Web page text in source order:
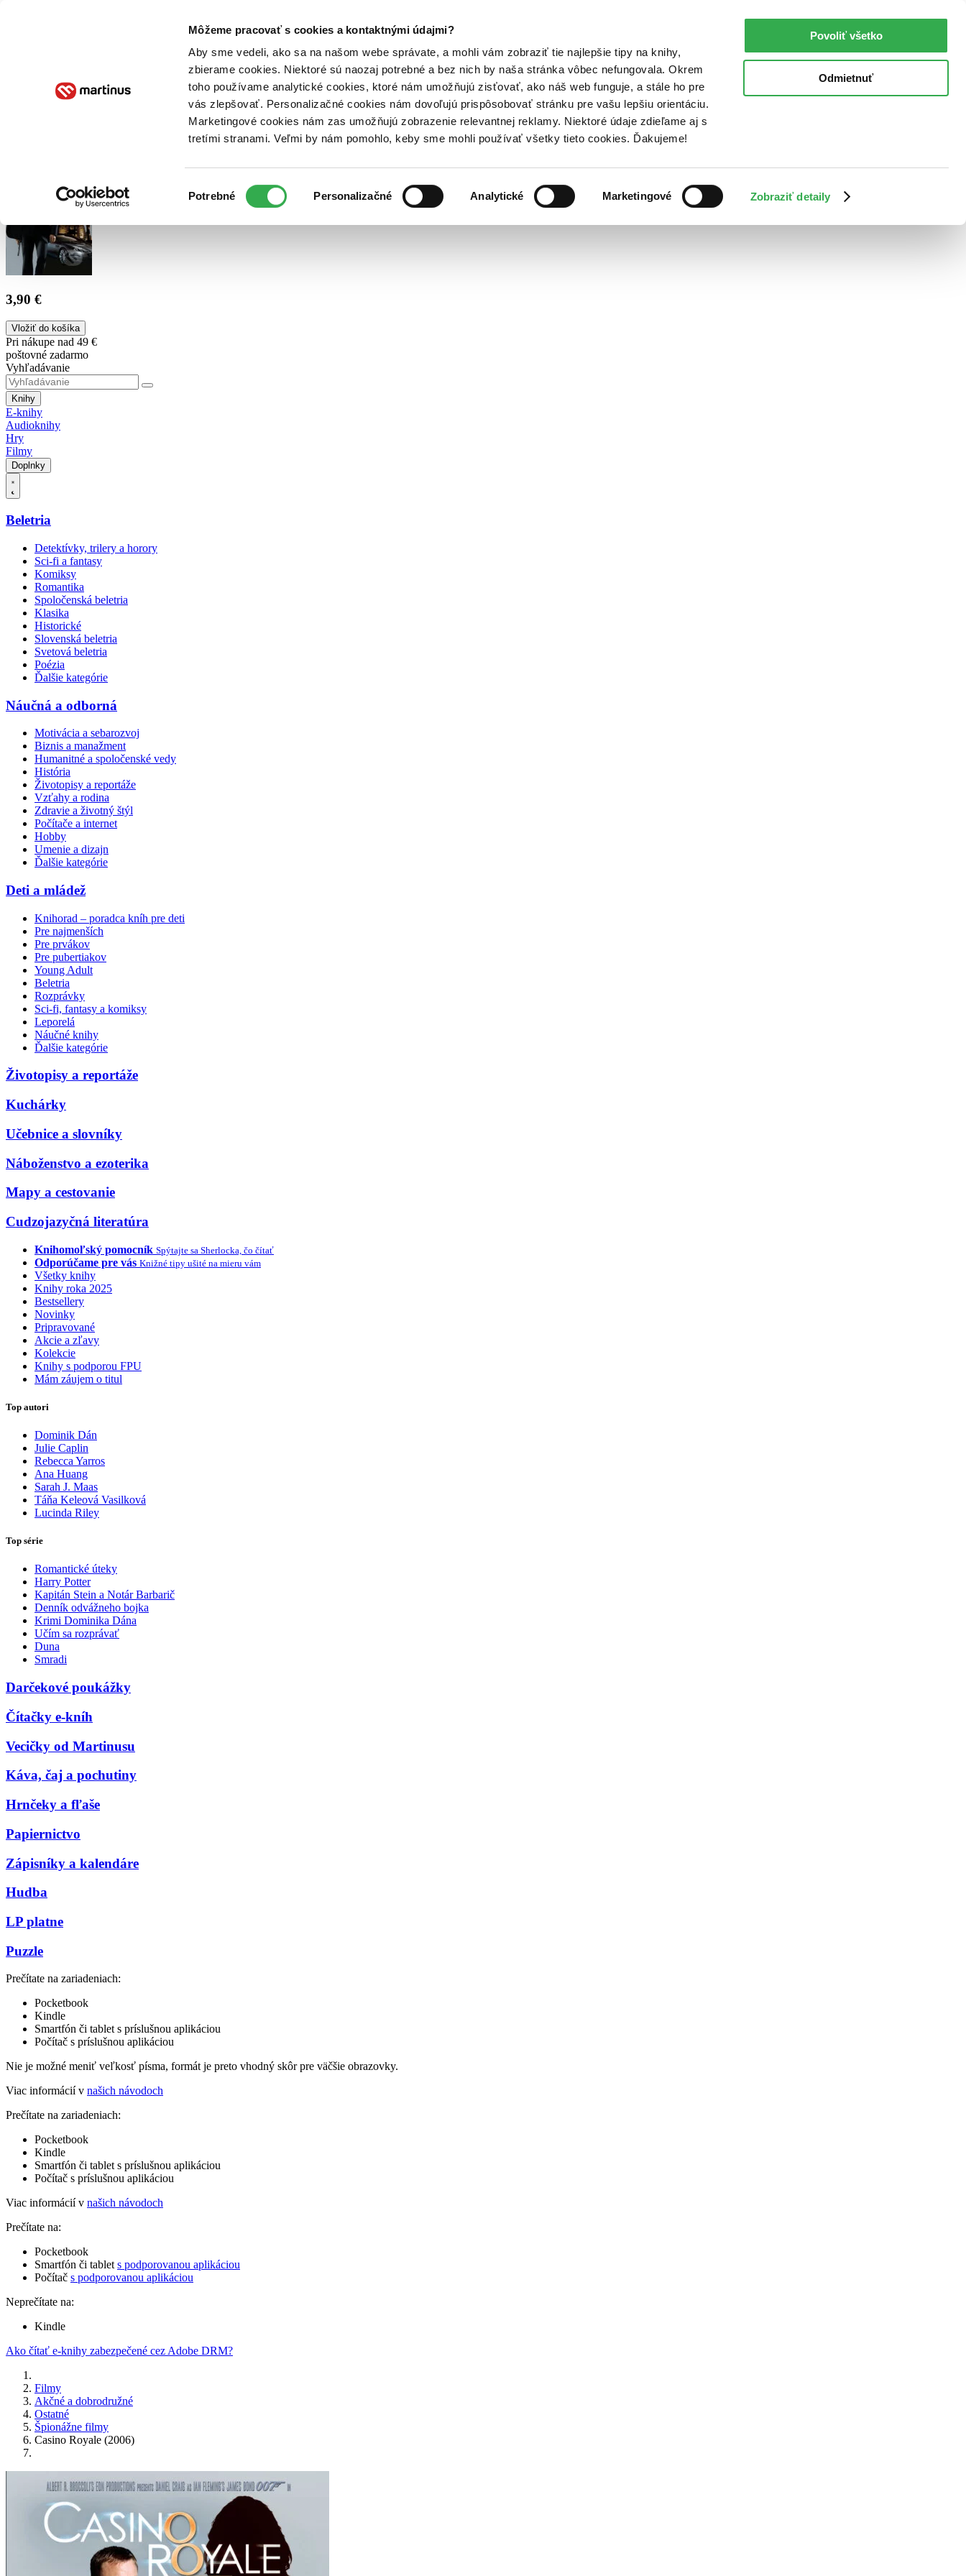
Môžeme pracovať s cookies a kontaktnými údajmi?
Aby sme vedeli, ako sa na našom webe správate, a mohli vám zobraziť tie najlepšie tipy na knihy,
zbierame cookies. Niektoré sú naozaj potrebné a bez nich by naša stránka vôbec nefungovala. Okrem
toho používame analytické cookies, ktoré nám umožňujú zisťovať, ako náš web funguje, a stále ho pre
vás zlepšovať. Personalizačné cookies nám dovoľujú prispôsobovať stránku pre vašu lepšiu orientáciu.
Marketingové cookies nám zas umožňujú zobrazenie relevantnej reklamy. Niektoré údaje zdieľame aj s
tretími stranami. Veľmi by nám pomohlo, keby sme mohli používať všetky tieto cookies. Ďakujeme!
súhlasu
Potrebné Personalizačné Analytické Marketingové Zobraziť detaily
Povoliť všetko
Odmietnuť
Poukážky Kontakt
3,90 €
Vložiť do košíka
Pri nákupe nad 49 €
poštovné zadarmo
Vyhľadávanie
Knihy
E-knihy
Audioknihy
Hry
Filmy
Doplnky
Beletria
Detektívky, trilery a horory
Sci-fi a fantasy
Komiksy
Romantika
Spoločenská beletria
Klasika
Historické
Slovenská beletria
Svetová beletria
Poézia
Ďalšie kategórie
Náučná a odborná
Motivácia a sebarozvoj
Biznis a manažment
Humanitné a spoločenské vedy
História
Životopisy a reportáže
Vzťahy a rodina
Zdravie a životný štýl
Počítače a internet
Hobby
Umenie a dizajn
Ďalšie kategórie
Deti a mládež
Knihorad – poradca kníh pre deti
Pre najmenších
Pre prvákov
Pre pubertiakov
Young Adult
Beletria
Rozprávky
Sci-fi, fantasy a komiksy
Leporelá
Náučné knihy
Ďalšie kategórie
Životopisy a reportáže
Kuchárky
Učebnice a slovníky
Náboženstvo a ezoterika
Mapy a cestovanie
Cudzojazyčná literatúra
Knihomoľský pomocník Spýtajte sa Sherlocka, čo čítať
Odporúčame pre vás Knižné tipy ušité na mieru vám
Všetky knihy
Knihy roka 2025
Bestsellery
Novinky
Pripravované
Akcie a zľavy
Kolekcie
Knihy s podporou FPU
Mám záujem o titul
Top autori
Dominik Dán
Julie Caplin
Rebecca Yarros
Ana Huang
Sarah J. Maas
Táňa Keleová Vasilková
Lucinda Riley
Top série
Romantické úteky
Harry Potter
Kapitán Stein a Notár Barbarič
Denník odvážneho bojka
Krimi Dominika Dána
Učím sa rozprávať
Duna
Smradi
Darčekové poukážky
Čítačky e-kníh
Vecičky od Martinusu
Káva, čaj a pochutiny
Hrnčeky a fľaše
Papiernictvo
Zápisníky a kalendáre
Hudba
LP platne
Puzzle
Prečítate na zariadeniach:
Pocketbook
Kindle
Smartfón či tablet s príslušnou aplikáciou
Počítač s príslušnou aplikáciou
Nie je možné meniť veľkosť písma, formát je preto vhodný skôr pre väčšie obrazovky.
Viac informácií v našich návodoch
Prečítate na zariadeniach:
Pocketbook
Kindle
Smartfón či tablet s príslušnou aplikáciou
Počítač s príslušnou aplikáciou
Viac informácií v našich návodoch
Prečítate na:
Pocketbook
Smartfón či tablet s podporovanou aplikáciou
Počítač s podporovanou aplikáciou
Neprečítate na:
Kindle
Ako čítať e-knihy zabezpečené cez Adobe DRM?
Filmy
Akčné a dobrodružné
Ostatné
Špionážne filmy
Casino Royale (2006)